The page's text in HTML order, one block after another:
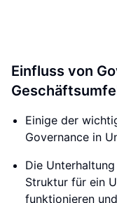
Einfluss von
Einige der
Governance in
Die
Struktur für ein
funktionieren